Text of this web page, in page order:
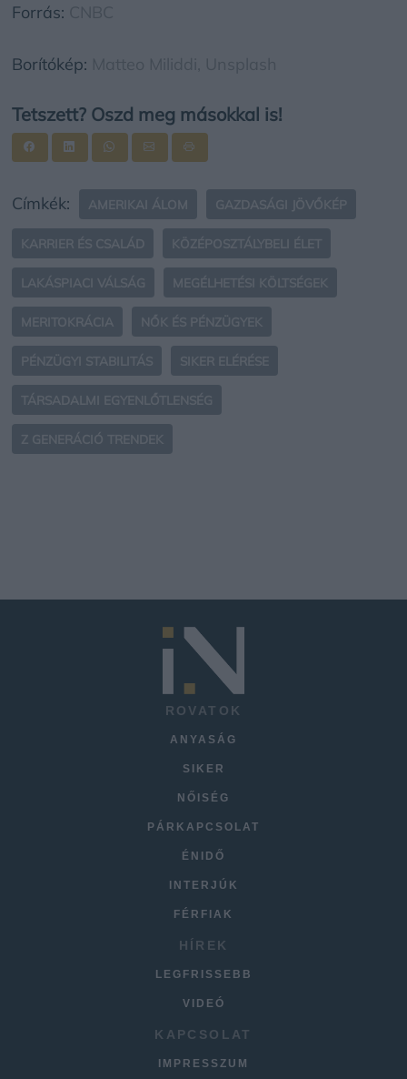
Forrás:
Borítókép:
Tetszett? Oszd meg másokkal is!
Címkék: AMERIKAI ÁLOM GAZDASÁGI JÖVŐKÉP
KARRIER ÉS CSALÁD KÖZÉPOSZTÁLYBELI ÉLET
LAKÁSPIACI VÁLSÁG MEGÉLHETÉSI KÖLTSÉGEK
MERITOKRÁCIA NŐK ÉS PÉNZÜGYEK
PÉNZÜGYI STABILITÁS SIKER ELÉRÉSE
TÁRSADALMI EGYENLŐTLENSÉG
Z GENERÁCIÓ TRENDEK
ROVATOK
ANYASÁG
SIKER
NŐISÉG
PÁRKAPCSOLAT
ÉNIDŐ
INTERJÚK
FÉRFIAK
HÍREK
LEGFRISSEBB
VIDEÓ
KAPCSOLAT
IMPRESSZUM